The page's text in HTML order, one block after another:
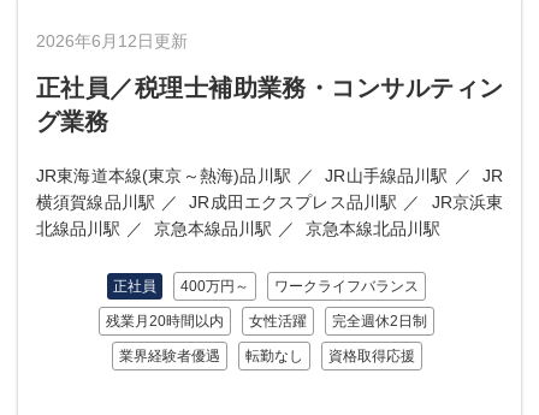
2026年6月12日更新
正社員／税理士補助業務・コンサルティン
グ業務
JR東海道本線(東京～熱海)品川駅 JR山手線品川駅
JR
横須賀線品川駅
JR成田エクスプレス品川駅
JR京浜東
北線品川駅
京急本線品川駅 京急本線北品川駅
正社員 400万円～ ワークライフバランス
残業月20時間以内 女性活躍 完全週休2日制
業界経験者優遇 転勤なし 資格取得応援